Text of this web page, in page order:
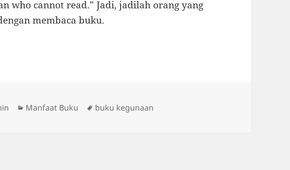
who cannot read.” Jadi, jadilah orang yang
membaca buku.
Categories
Manfaat Buku Tags
buku kegunaan